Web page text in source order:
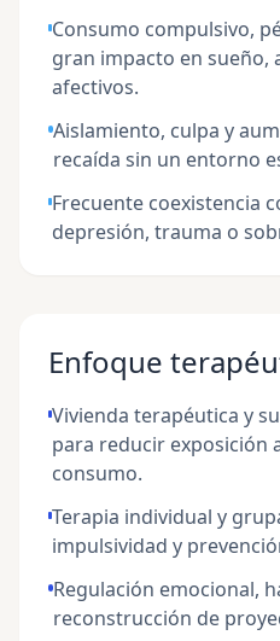
Consumo compulsivo,
gran impacto en sueño,
afectivos.
Aislamiento, culpa y
recaída sin un entorno
Frecuente coexistencia
depresión, trauma o
Enfoque
Vivienda terapéutica y
para reducir exposición
consumo.
Terapia individual y
impulsividad y
Regulación emocional,
reconstrucción de